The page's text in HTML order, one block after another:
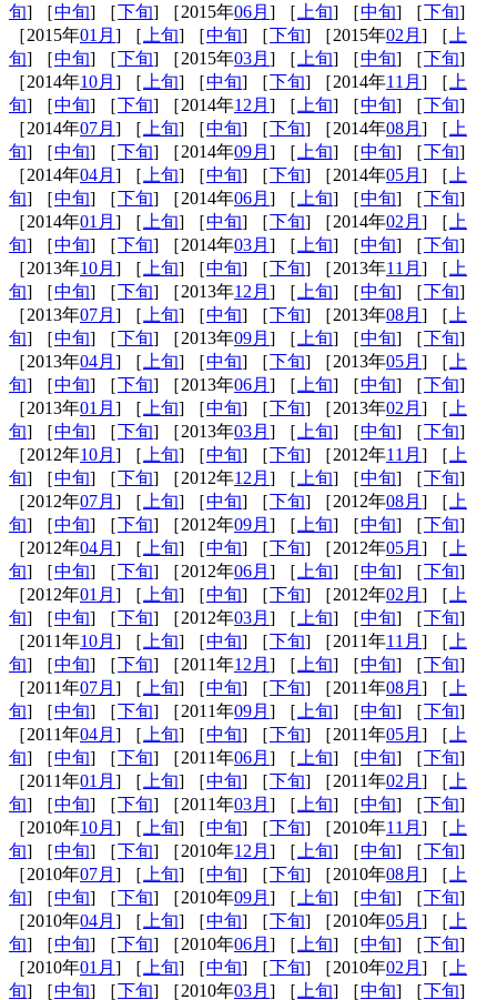
旬] ［中旬] ［下旬] ［2015年06月 ] ［ 上旬] ［中旬] ［下旬]
［2015年01月 ] ［ 上旬] ［中旬] ［下旬] ［2015年02月 ] ［ 上
旬] ［中旬] ［下旬] ［2015年03月 ] ［ 上旬] ［中旬] ［下旬]
［2014年10月 ] ［ 上旬] ［中旬] ［下旬] ［2014年11月 ] ［ 上
旬] ［中旬] ［下旬] ［2014年12月 ] ［ 上旬] ［中旬] ［下旬]
［2014年07月 ] ［ 上旬] ［中旬] ［下旬] ［2014年08月 ] ［ 上
旬] ［中旬] ［下旬] ［2014年09月 ] ［ 上旬] ［中旬] ［下旬]
［2014年04月 ] ［ 上旬] ［中旬] ［下旬] ［2014年05月 ] ［ 上
旬] ［中旬] ［下旬] ［2014年06月 ] ［ 上旬] ［中旬] ［下旬]
［2014年01月 ] ［ 上旬] ［中旬] ［下旬] ［2014年02月 ] ［ 上
旬] ［中旬] ［下旬] ［2014年03月 ] ［ 上旬] ［中旬] ［下旬]
［2013年10月 ] ［ 上旬] ［中旬] ［下旬] ［2013年11月 ] ［ 上
旬] ［中旬] ［下旬] ［2013年12月 ] ［ 上旬] ［中旬] ［下旬]
［2013年07月 ] ［ 上旬] ［中旬] ［下旬] ［2013年08月 ] ［ 上
旬] ［中旬] ［下旬] ［2013年09月 ] ［ 上旬] ［中旬] ［下旬]
［2013年04月 ] ［ 上旬] ［中旬] ［下旬] ［2013年05月 ] ［ 上
旬] ［中旬] ［下旬] ［2013年06月 ] ［ 上旬] ［中旬] ［下旬]
［2013年01月 ] ［ 上旬] ［中旬] ［下旬] ［2013年02月 ] ［ 上
旬] ［中旬] ［下旬] ［2013年03月 ] ［ 上旬] ［中旬] ［下旬]
［2012年10月 ] ［ 上旬] ［中旬] ［下旬] ［2012年11月 ] ［ 上
旬] ［中旬] ［下旬] ［2012年12月 ] ［ 上旬] ［中旬] ［下旬]
［2012年07月 ] ［ 上旬] ［中旬] ［下旬] ［2012年08月 ] ［ 上
旬] ［中旬] ［下旬] ［2012年09月 ] ［ 上旬] ［中旬] ［下旬]
［2012年04月 ] ［ 上旬] ［中旬] ［下旬] ［2012年05月 ] ［ 上
旬] ［中旬] ［下旬] ［2012年06月 ] ［ 上旬] ［中旬] ［下旬]
［2012年01月 ] ［ 上旬] ［中旬] ［下旬] ［2012年02月 ] ［ 上
旬] ［中旬] ［下旬] ［2012年03月 ] ［ 上旬] ［中旬] ［下旬]
［2011年10月 ] ［ 上旬] ［中旬] ［下旬] ［2011年11月 ] ［ 上
旬] ［中旬] ［下旬] ［2011年12月 ] ［ 上旬] ［中旬] ［下旬]
［2011年07月 ] ［ 上旬] ［中旬] ［下旬] ［2011年08月 ] ［ 上
旬] ［中旬] ［下旬] ［2011年09月 ] ［ 上旬] ［中旬] ［下旬]
［2011年04月 ] ［ 上旬] ［中旬] ［下旬] ［2011年05月 ] ［ 上
旬] ［中旬] ［下旬] ［2011年06月 ] ［ 上旬] ［中旬] ［下旬]
［2011年01月 ] ［ 上旬] ［中旬] ［下旬] ［2011年02月 ] ［ 上
旬] ［中旬] ［下旬] ［2011年03月 ] ［ 上旬] ［中旬] ［下旬]
［2010年10月 ] ［ 上旬] ［中旬] ［下旬] ［2010年11月 ] ［ 上
旬] ［中旬] ［下旬] ［2010年12月 ] ［ 上旬] ［中旬] ［下旬]
［2010年07月 ] ［ 上旬] ［中旬] ［下旬] ［2010年08月 ] ［ 上
旬] ［中旬] ［下旬] ［2010年09月 ] ［ 上旬] ［中旬] ［下旬]
［2010年04月 ] ［ 上旬] ［中旬] ［下旬] ［2010年05月 ] ［ 上
旬] ［中旬] ［下旬] ［2010年06月 ] ［ 上旬] ［中旬] ［下旬]
［2010年01月 ] ［ 上旬] ［中旬] ［下旬] ［2010年02月 ] ［ 上
旬] ［中旬] ［下旬] ［2010年03月 ] ［ 上旬] ［中旬] ［下旬]